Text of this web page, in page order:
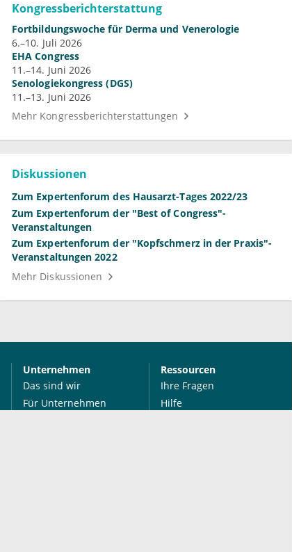
Kongressberichterstattung
Fortbildungswoche für Derma und Venerologie
6.–10. Juli 2026
EHA Congress
11.–14. Juni 2026
Senologiekongress (DGS)
11.–13. Juni 2026
Mehr Kongressberichterstattungen
Diskussionen
Zum Expertenforum des Hausarzt-Tages 2022/23
Zum Expertenforum der "Best of Congress"-
Veranstaltungen
Zum Expertenforum der "Kopfschmerz in der Praxis"-
Veranstaltungen 2022
Mehr Diskussionen
Unternehmen
Das sind wir
Für Unternehmen
Ressourcen
Ihre Fragen
Hilfe